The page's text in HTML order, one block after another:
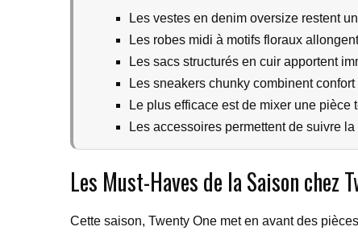
Les vestes en denim oversize restent
Les robes midi à motifs floraux
Les sacs structurés en cuir apportent
Les sneakers chunky combinent
Le plus efficace est de mixer une
Les accessoires permettent de suivre
Les Must-Haves de la Saison chez
Cette saison, Twenty One met en avant des